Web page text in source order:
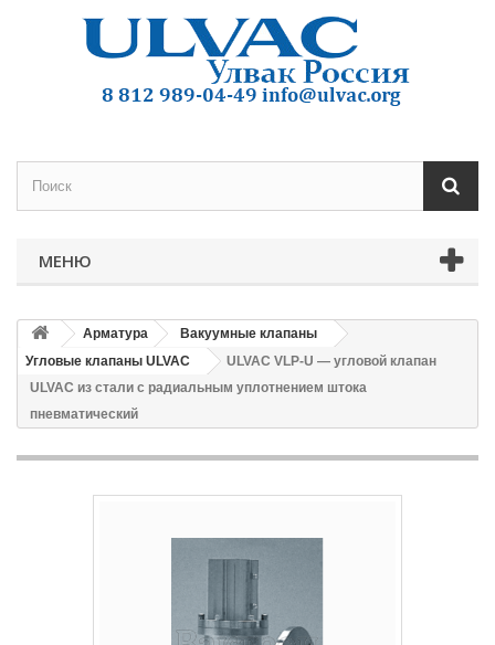
МЕНЮ
Арматура
Вакуумные клапаны
Угловые клапаны ULVAC
ULVAC VLP-U — угловой клапан
ULVAC из стали с радиальным уплотнением штока
пневматический